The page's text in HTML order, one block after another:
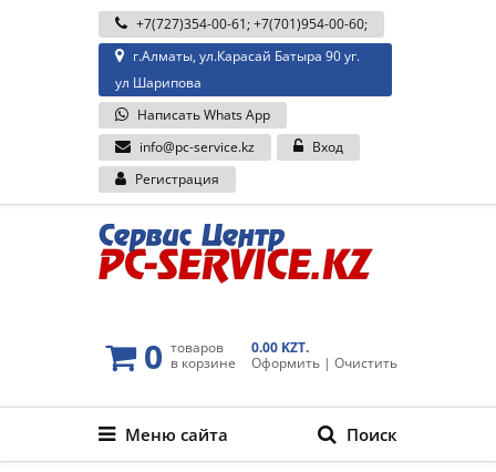
+7(727)354-00-61;+7(701)954-00-60;
г.Алматы, ул.Карасай Батыра 90 уг.
ул Шарипова
Написать Whats App
info@pc-service.kz
Вход
Регистрация
0 товаров
в корзине
0.00 KZT.
Оформить | Очистить
Меню сайта Поиск